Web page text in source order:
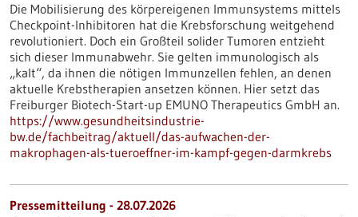
Die Mobilisierung des körpereigenen Immunsystems mittels
Checkpoint-Inhibitoren hat die Krebsforschung weitgehend
revolutioniert. Doch ein Großteil solider Tumoren entzieht
sich dieser Immunabwehr. Sie gelten immunologisch als
„kalt“, da ihnen die nötigen Immunzellen fehlen, an denen
aktuelle Krebstherapien ansetzen können. Hier setzt das
Freiburger Biotech-Start-up EMUNO Therapeutics GmbH an.
https://www.gesundheitsindustrie-
bw.de/fachbeitrag/aktuell/das-aufwachen-der-
makrophagen-als-tueroeffner-im-kampf-gegen-darmkrebs
Pressemitteilung - 28.07.2026